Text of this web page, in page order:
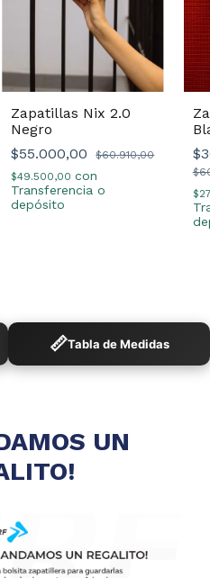
Zapatillas Nix 2.0
Negro
$55.000,00
$60.910,00
$49.500,00con
Transferencia o
depósito
📏Tabla de Medidas
UN